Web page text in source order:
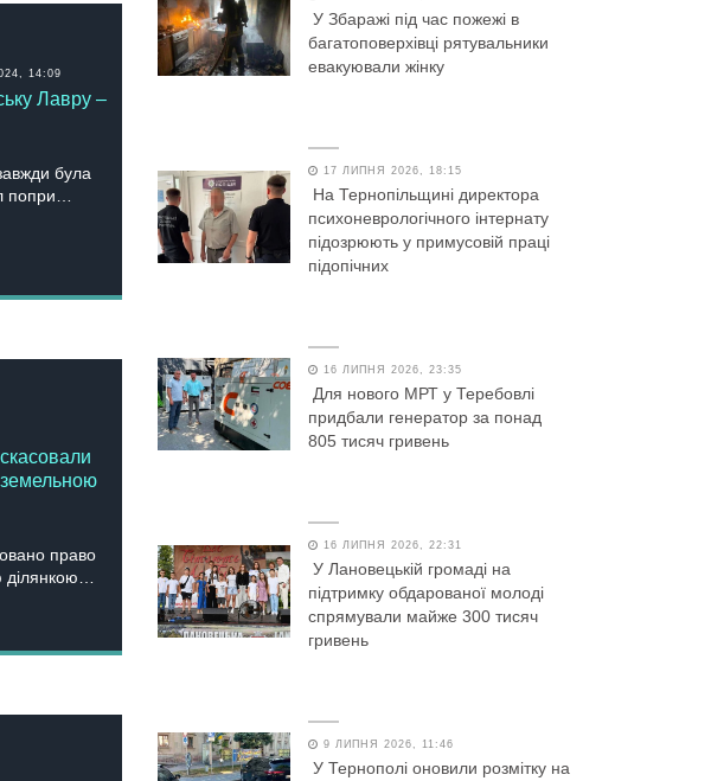
14:09
Лавру –
була
попри…
земельною
право
ділянкою…
У Збаражі під час пожежі в
багатоповерхівці рятувальники
евакуювали жінку
17 ЛИПНЯ 2026, 18:15
На Тернопільщині директора
психоневрологічного інтернату
підозрюють у примусовій праці
підопічних
16 ЛИПНЯ 2026, 23:35
Для нового МРТ у Теребовлі
придбали генератор за понад
805 тисяч гривень
16 ЛИПНЯ 2026, 22:31
У Лановецькій громаді на
підтримку обдарованої молоді
спрямували майже 300 тисяч
гривень
9 ЛИПНЯ 2026, 11:46
У Тернополі оновили розмітку на